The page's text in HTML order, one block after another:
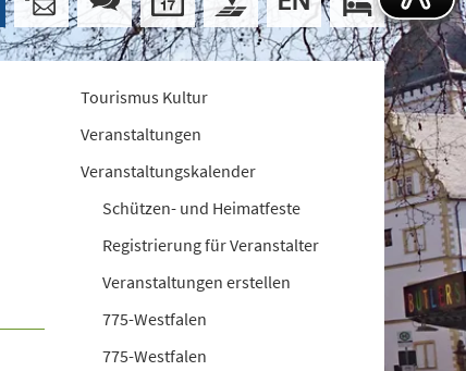
Tourismus Kultur
Veranstaltungen
Veranstaltungskalender
Schützen- und Heimatfeste
Registrierung für Veranstalter
Veranstaltungen erstellen
775-Westfalen
775-Westfalen